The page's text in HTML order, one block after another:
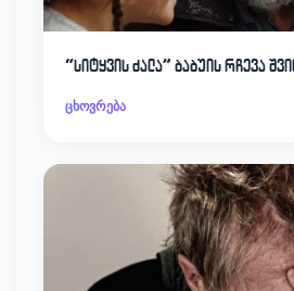
“სიტყვის ძალა” ბაბუის რჩევა
ცხოვრება